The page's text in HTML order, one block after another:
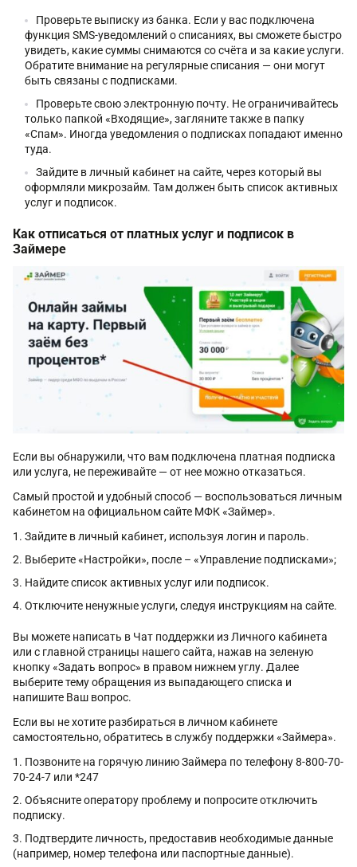
Проверьте выписку из банка. Если у вас подключена
функция SMS-уведомлений о списаниях, вы сможете быстро
увидеть, какие суммы снимаются со счёта и за какие услуги.
Обратите внимание на регулярные списания — они могут
быть связаны с подписками.
Проверьте свою электронную почту. Не ограничивайтесь
только папкой «Входящие», загляните также в папку
«Спам». Иногда уведомления о подписках попадают именно
туда.
Зайдите в личный кабинет на сайте, через который вы
оформляли микрозайм. Там должен быть список активных
услуг и подписок.
Как отписаться от платных услуг и подписок в
Займере
Если вы обнаружили, что вам подключена платная подписка
или услуга, не переживайте — от нее можно отказаться.
Самый простой и удобный способ — воспользоваться личным
кабинетом на официальном сайте МФК «Займер».
Зайдите в личный кабинет, используя логин и пароль.
Выберите «Настройки», после – «Управление подписками»;
Найдите список активных услуг или подписок.
Отключите ненужные услуги, следуя инструкциям на сайте.
Вы можете написать в Чат поддержки из Личного кабинета
или с главной страницы нашего сайта, нажав на зеленую
кнопку «Задать вопрос» в правом нижнем углу. Далее
выберите тему обращения из выпадающего списка и
напишите Ваш вопрос.
Если вы не хотите разбираться в личном кабинете
самостоятельно, обратитесь в службу поддержки «Займера».
Позвоните на горячую линию Займера по телефону 8-800-70-
70-24-7 или *247
Объясните оператору проблему и попросите отключить
подписку.
Подтвердите личность, предоставив необходимые данные
(например, номер телефона или паспортные данные).